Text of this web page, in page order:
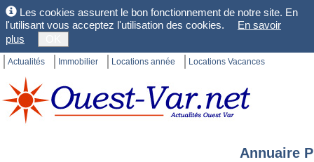
Les cookies assurent le bon fonctionnement de notre site. En
l'utilisant vous acceptez l'utilisation des cookies.
En savoir
plus
Actualités Immobilier Locations année Locations Vacances
Annuaire